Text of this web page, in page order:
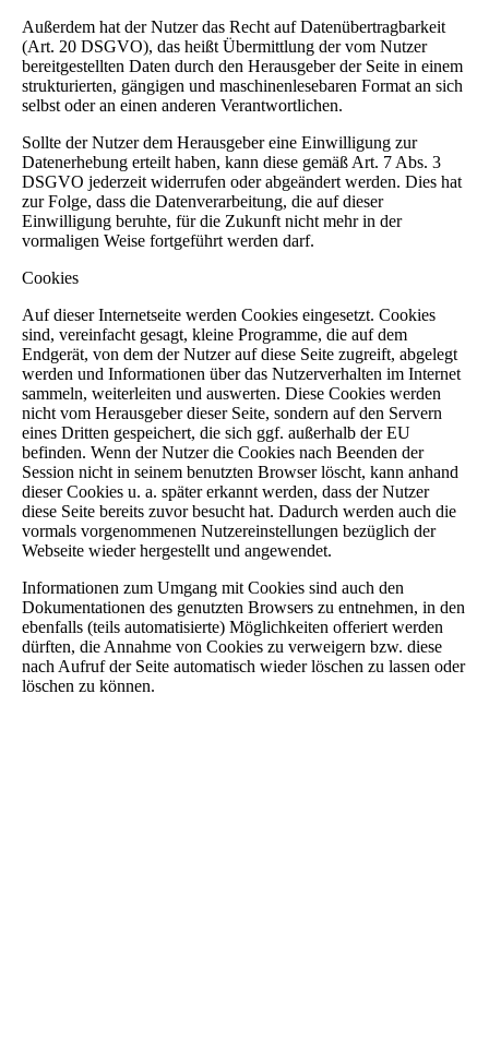
Außerdem hat der Nutzer das Recht auf Datenübertragbarkeit
(Art. 20 DSGVO), das heißt Übermittlung der vom Nutzer
bereitgestellten Daten durch den Herausgeber der Seite in einem
strukturierten, gängigen und maschinenlesebaren Format an sich
selbst oder an einen anderen Verantwortlichen.
Sollte der Nutzer dem Herausgeber eine Einwilligung zur
Datenerhebung erteilt haben, kann diese gemäß Art. 7 Abs. 3
DSGVO jederzeit widerrufen oder abgeändert werden. Dies hat
zur Folge, dass die Datenverarbeitung, die auf dieser
Einwilligung beruhte, für die Zukunft nicht mehr in der
vormaligen Weise fortgeführt werden darf.
Cookies
Auf dieser Internetseite werden Cookies eingesetzt. Cookies
sind, vereinfacht gesagt, kleine Programme, die auf dem
Endgerät, von dem der Nutzer auf diese Seite zugreift, abgelegt
werden und Informationen über das Nutzerverhalten im Internet
sammeln, weiterleiten und auswerten. Diese Cookies werden
nicht vom Herausgeber dieser Seite, sondern auf den Servern
eines Dritten gespeichert, die sich ggf. außerhalb der EU
befinden. Wenn der Nutzer die Cookies nach Beenden der
Session nicht in seinem benutzten Browser löscht, kann anhand
dieser Cookies u. a. später erkannt werden, dass der Nutzer
diese Seite bereits zuvor besucht hat. Dadurch werden auch die
vormals vorgenommenen Nutzereinstellungen bezüglich der
Webseite wieder hergestellt und angewendet.
Informationen zum Umgang mit Cookies sind auch den
Dokumentationen des genutzten Browsers zu entnehmen, in den
ebenfalls (teils automatisierte) Möglichkeiten offeriert werden
dürften, die Annahme von Cookies zu verweigern bzw. diese
nach Aufruf der Seite automatisch wieder löschen zu lassen oder
löschen zu können.